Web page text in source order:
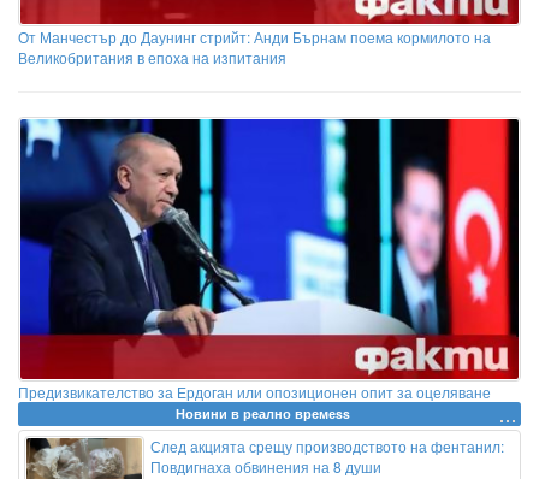
От Манчестър до Даунинг стрийт: Анди Бърнам поема кормилото на
Великобритания в епоха на изпитания
Предизвикателство за Ердоган или опозиционен опит за оцеляване
Новини в реално времеss
След акцията срещу производството на фентанил:
Повдигнаха обвинения на 8 души